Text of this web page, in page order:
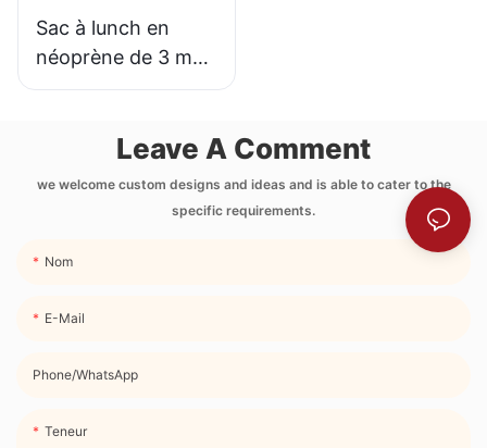
Sac à lunch en
néoprène de 3 mm
d'épaisseur,
transfert thermique
intégral, avec
poche latérale et
Leave A Comment
we welcome custom designs and ideas and is able to cater to the
specific requirements.
Nom
E-Mail
Phone/whatsApp
Teneur